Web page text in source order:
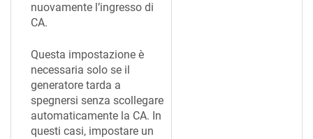
nuovamente l’ingresso di
CA.
Questa impostazione è
necessaria solo se il
generatore tarda a
spegnersi senza scollegare
automaticamente la CA. In
questi casi, impostare un